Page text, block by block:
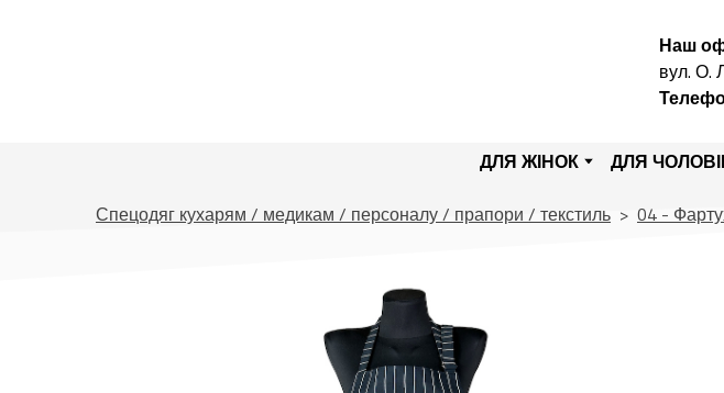
Наш
вул. О.
ДЛЯ ЖІНОК ДЛЯ
Спецодяг кухарям / медикам / персоналу / прапори / текстиль
04 -